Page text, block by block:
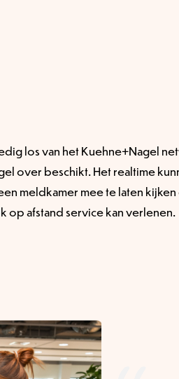
los van het Kuehne+Nagel
over beschikt. Het realtime
meldkamer mee te laten
afstand service kan verlenen.